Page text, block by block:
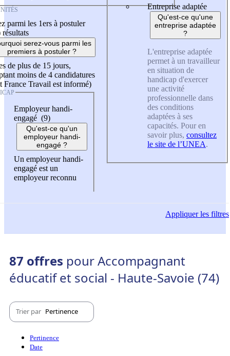
parmi les 1ers à postuler
résultats
serez-vous parmi les
premiers à postuler ?
de plus de 15 jours,
moins de 4 candidatures
France Travail est informé)
Employeur handi-
engagé (9)
Qu'est-ce qu'un
employeur handi-
engagé ?
Un employeur handi-
engagé est un
employeur reconnu
Entreprise adaptée
Qu'est-ce qu'une
entreprise adaptée
?
L'entreprise adaptée
permet à un travailleur
en situation de
handicap d'exercer
une activité
professionnelle dans
des conditions
adaptées à ses
capacités. Pour en
savoir plus, consultez
le site de l’UNEA.
Appliquerles filtres
87 offres pour Accompagnant
éducatif et social - Haute-Savoie (74)
Trier par Pertinence
Pertinence
Date